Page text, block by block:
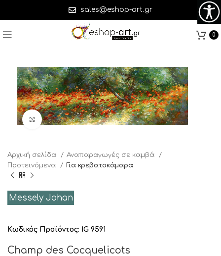
sales@eshop-art.gr
0
Click to enlarge
Αρχική σελίδα
Αναπαραγωγές σε καμβά
Προτειvόμενα
Για κρεβατοκάμαρα
Messely Johan
Κωδικός Προϊόντος: IG 9591
Champ des Cocquelicots